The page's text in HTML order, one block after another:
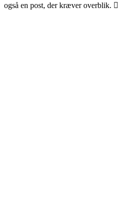
også en post, der kræver overblik. 